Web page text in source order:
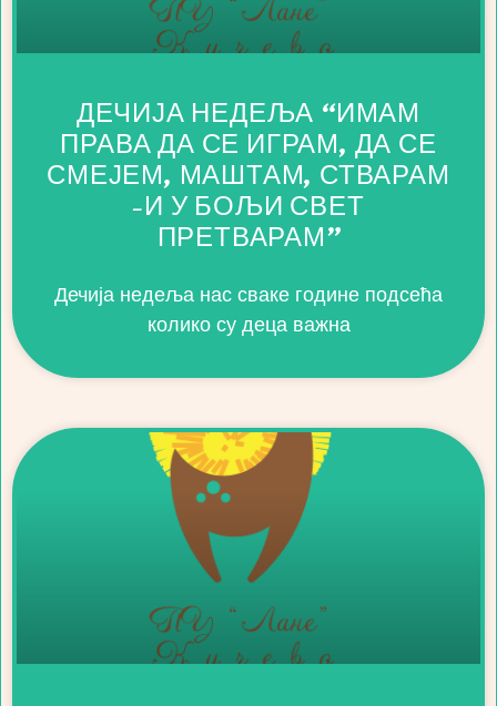
ДЕЧИЈА НЕДЕЉА “ИМАМ
ПРАВА ДА СЕ ИГРАМ, ДА СЕ
СМЕЈЕМ, МАШТАМ, СТВАРАМ
-И У БОЉИ СВЕТ
ПРЕТВАРАМ”
Дечија недеља нас сваке године подсећа
колико су деца важна